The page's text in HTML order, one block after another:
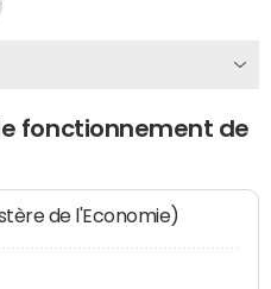
fonctionnement de
de l'Economie)